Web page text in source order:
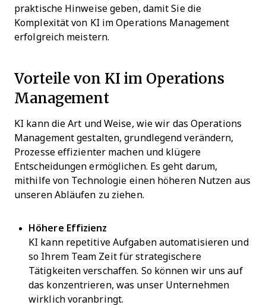
praktische Hinweise geben, damit Sie die
Komplexität von KI im Operations Management
erfolgreich meistern.
Vorteile von KI im Operations
Management
KI kann die Art und Weise, wie wir das Operations
Management gestalten, grundlegend verändern,
Prozesse effizienter machen und klügere
Entscheidungen ermöglichen. Es geht darum,
mithilfe von Technologie einen höheren Nutzen aus
unseren Abläufen zu ziehen.
Höhere Effizienz
KI kann repetitive Aufgaben automatisieren und
so Ihrem Team Zeit für strategischere
Tätigkeiten verschaffen. So können wir uns auf
das konzentrieren, was unser Unternehmen
wirklich voranbringt.